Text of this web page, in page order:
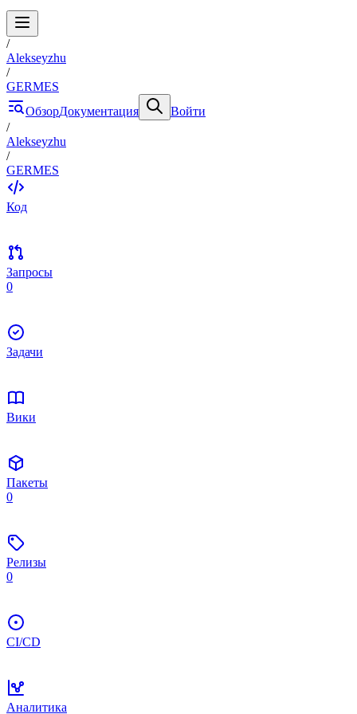
/
Alekseyzhu
/
GERMES
ОбзорДокументация
Войти
/
Alekseyzhu
/
GERMES
Код
Запросы
0
Задачи
Вики
Пакеты
0
Релизы
0
CI/CD
Аналитика